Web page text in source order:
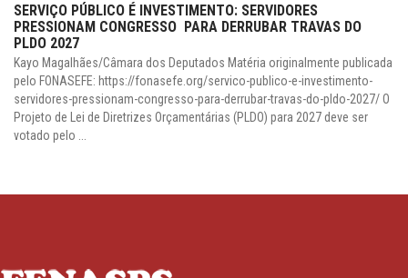
SERVIÇO PÚBLICO É INVESTIMENTO: SERVIDORES
PRESSIONAM CONGRESSO PARA DERRUBAR TRAVAS DO
PLDO 2027
Kayo Magalhães/Câmara dos Deputados Matéria originalmente publicada
pelo FONASEFE: https://fonasefe.org/servico-publico-e-investimento-
servidores-pressionam-congresso-para-derrubar-travas-do-pldo-2027/ O
Projeto de Lei de Diretrizes Orçamentárias (PLDO) para 2027 deve ser
votado pelo ...